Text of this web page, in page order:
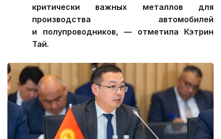
критически важных металлов для
производства автомобилей
и полупроводников, — отметила Кэтрин
Тай.